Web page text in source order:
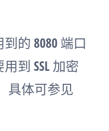
的 8080 端口
到 SSL 加密
具体可参见